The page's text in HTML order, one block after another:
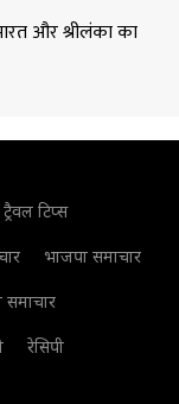
और श्रीलंका का
ट्रैवल टिप्स
भाजपा समाचार
रेसिपी